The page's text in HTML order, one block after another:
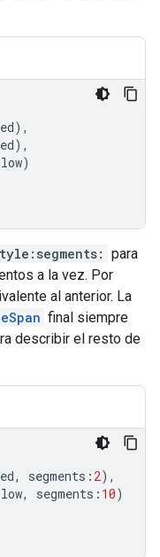
),
),
)
para
a la vez. Por
al anterior. La
final siempre
describir el resto de
, segments : 2),
, segments : 10)